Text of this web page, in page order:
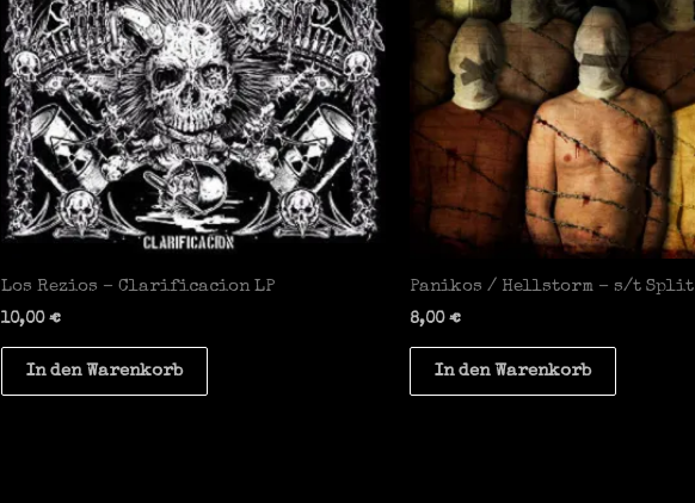
Los Rezios – Clarificacion LP
10,00 €
In den Warenkorb
Panikos / Hellstorm – s/t Split
8,00€
In den Warenkorb